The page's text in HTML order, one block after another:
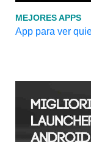
MEJORES APPS
App para ver